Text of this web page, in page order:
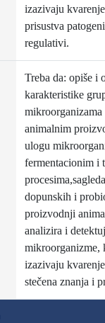
izazivaju
prisustva
regulativi.
Treba da: opiše i
karakteristike
animalnim
ulogu
fermentacionim i
dopunskih i
proizvodnji
analizira i
mikroorganizme,
izazivaju
stečena znanja i